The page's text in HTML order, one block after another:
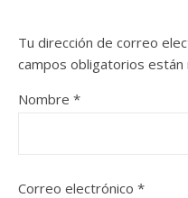
Tu dirección de correo
campos obligatorios están
Nombre *
Correo electrónico *